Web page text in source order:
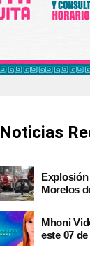
Noticias
Explosión
Morelos
Mhoni
este 07